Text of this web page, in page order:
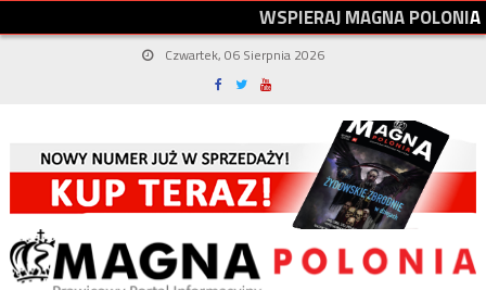
WSPIERAJMAGNAPOLONIA
Czwartek, 06 Sierpnia 2026